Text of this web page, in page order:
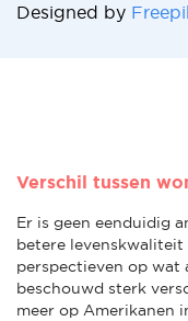
Designed by
Verschil tussen
Er is geen eenduidig
betere
perspectieven op wat
beschouwd sterk
meer op Amerikanen